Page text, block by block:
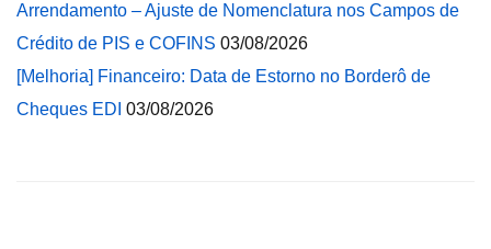
Arrendamento – Ajuste de Nomenclatura nos Campos de
Crédito de PIS e COFINS 03/08/2026
[Melhoria] Financeiro: Data de Estorno no Borderô de
Cheques EDI 03/08/2026